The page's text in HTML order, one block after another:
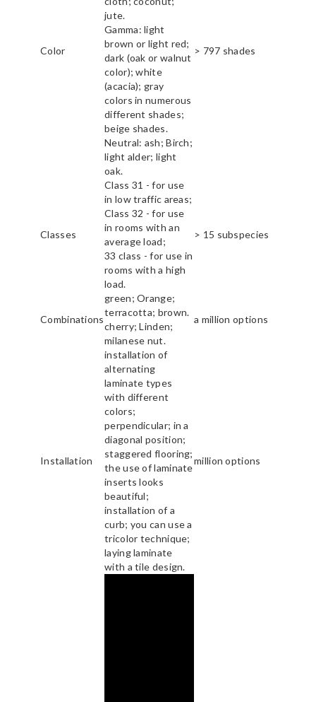
Color
jute.
Gamma: light
brown or light red;
dark (oak or walnut
color); white
(acacia); gray
colors in numerous
different shades;
beige shades.
Neutral: ash; Birch;
light alder; light
oak.
> 797 shades
Classes
Class 31 - for use
in low traffic areas;
Class 32 - for use
in rooms with an
average load;
33 class - for use in
rooms with a high
load.
> 15 subspecies
Combinations
green; Orange;
terracotta; brown.
cherry; Linden;
milanese nut.
a million options
Installation
installation of
alternating
laminate types
with different
colors;
perpendicular; in a
diagonal position;
staggered flooring;
the use of laminate
inserts looks
beautiful;
installation of a
curb; you can use a
tricolor technique;
laying laminate
with a tile design.
million options